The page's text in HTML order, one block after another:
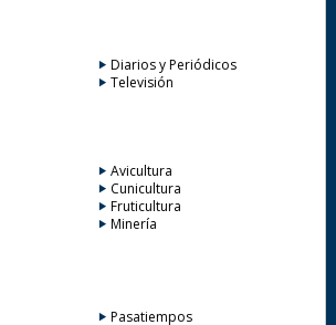
Diarios y Periódicos
Televisión
Avicultura
Cunicultura
Fruticultura
Minería
Pasatiempos